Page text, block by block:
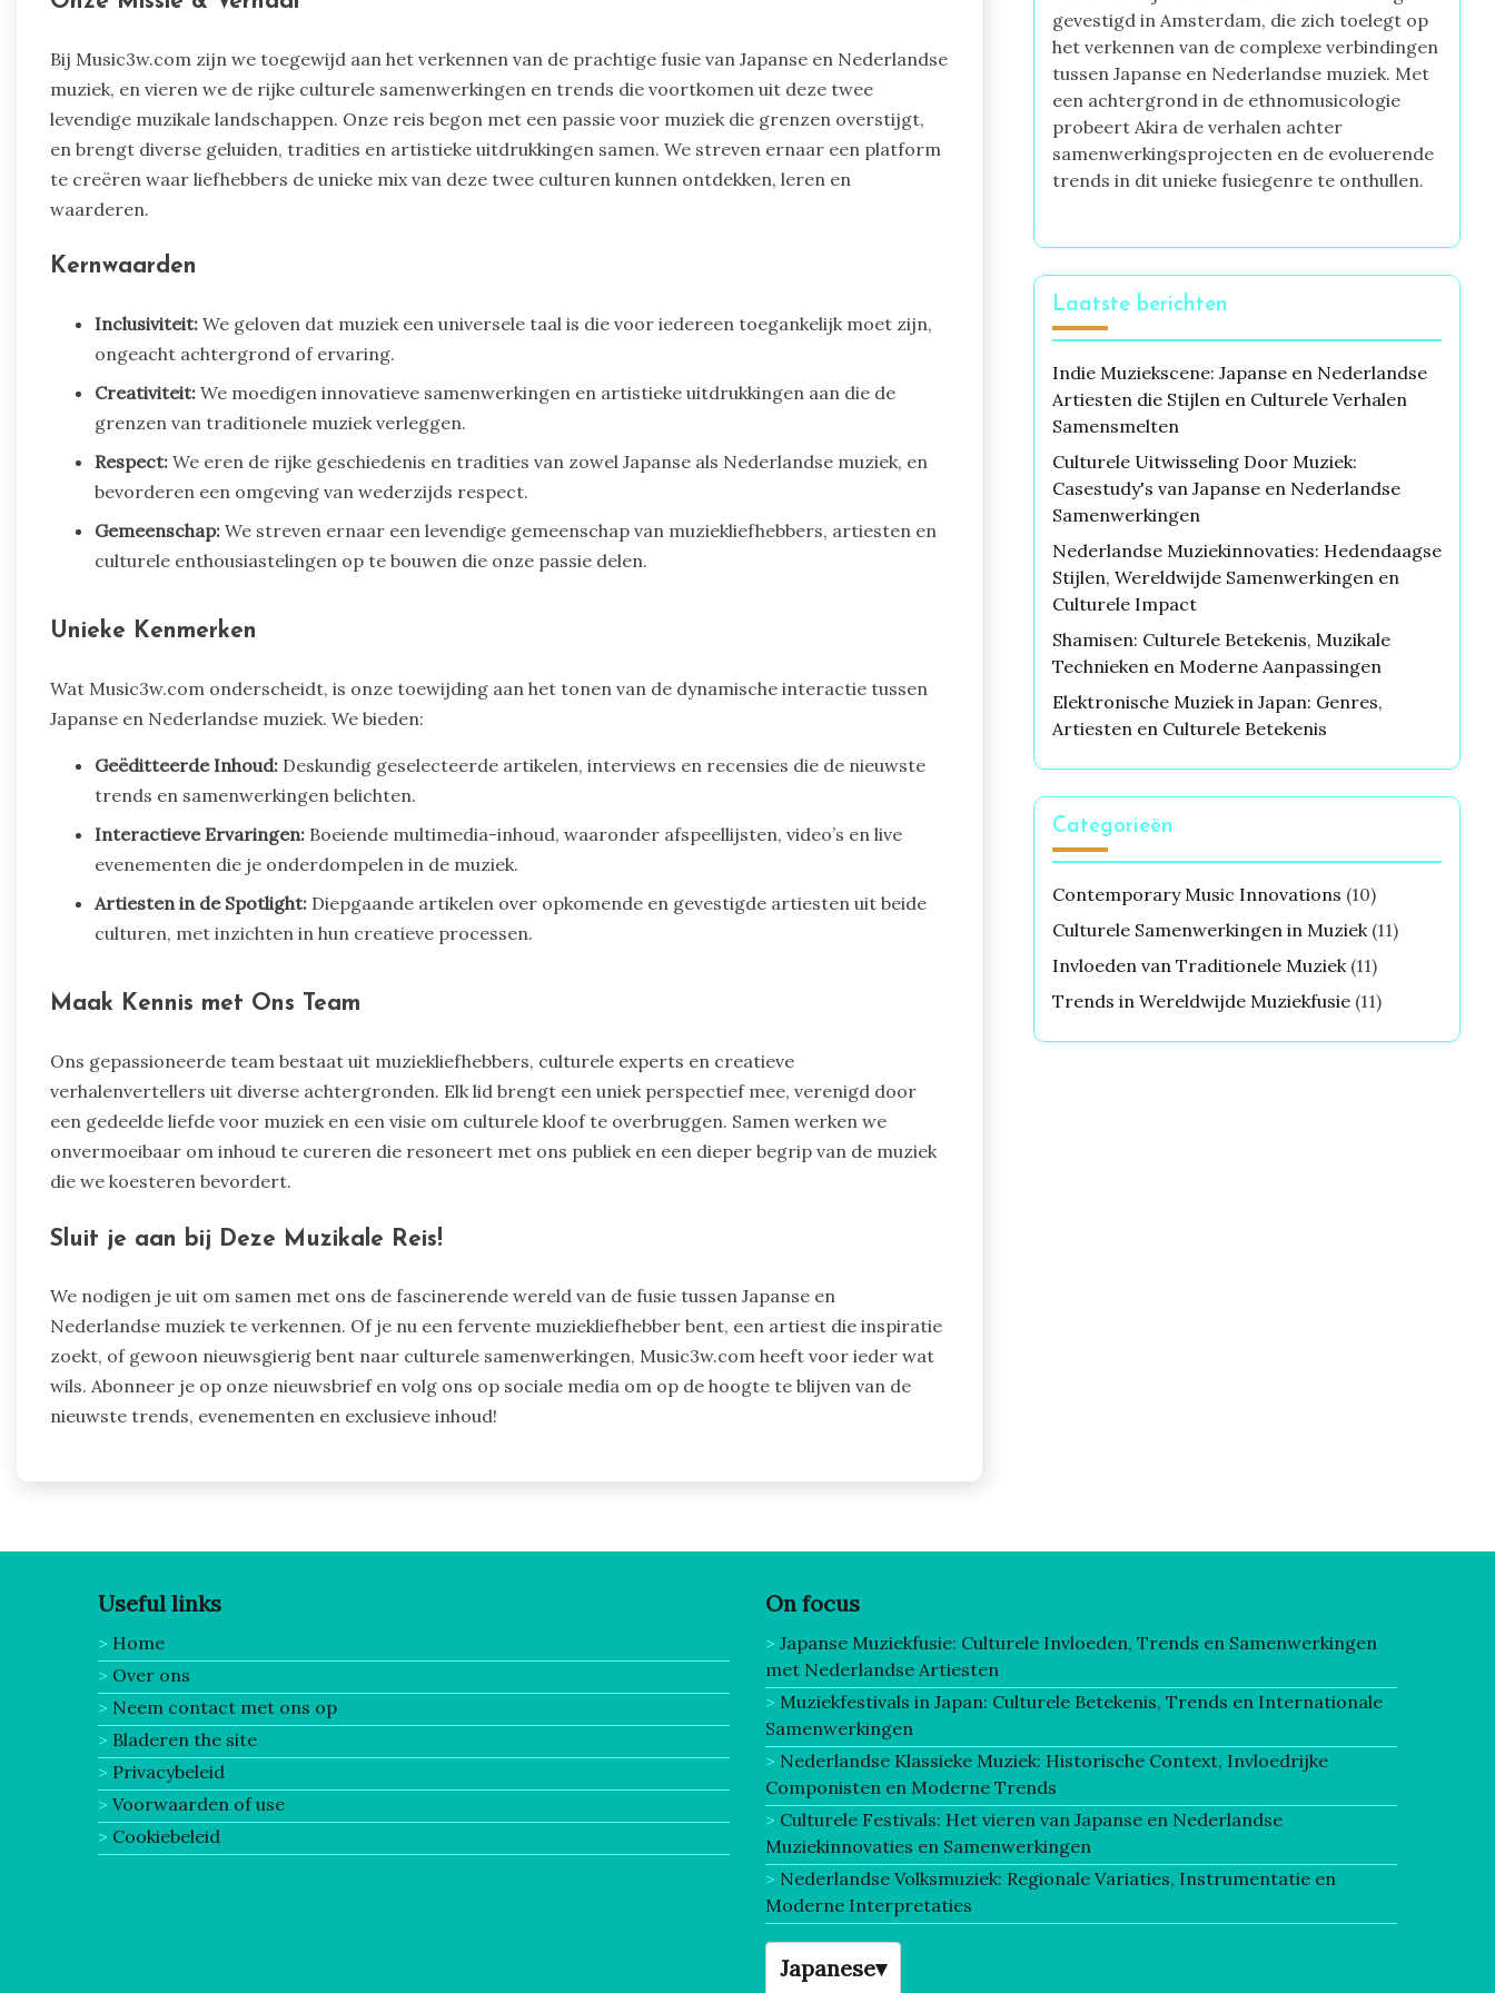
Bij Music3w.com zijn we toegewijd aan het verkennen van de prachtige fusie van Japanse en Nederlandse
muziek, en vieren we de rijke culturele samenwerkingen en trends die voortkomen uit deze twee
levendige muzikale landschappen. Onze reis begon met een passie voor muziek die grenzen overstijgt,
en brengt diverse geluiden, tradities en artistieke uitdrukkingen samen. We streven ernaar een platform
te creëren waar liefhebbers de unieke mix van deze twee culturen kunnen ontdekken, leren en
waarderen.
Kernwaarden
Inclusiviteit: We geloven dat muziek een universele taal is die voor iedereen toegankelijk moet zijn,
ongeacht achtergrond of ervaring.
Creativiteit: We moedigen innovatieve samenwerkingen en artistieke uitdrukkingen aan die de
grenzen van traditionele muziek verleggen.
Respect: We eren de rijke geschiedenis en tradities van zowel Japanse als Nederlandse muziek, en
bevorderen een omgeving van wederzijds respect.
Gemeenschap: We streven ernaar een levendige gemeenschap van muziekliefhebbers, artiesten en
culturele enthousiastelingen op te bouwen die onze passie delen.
Unieke Kenmerken
Wat Music3w.com onderscheidt, is onze toewijding aan het tonen van de dynamische interactie tussen
Japanse en Nederlandse muziek. We bieden:
Geëditteerde Inhoud: Deskundig geselecteerde artikelen, interviews en recensies die de nieuwste
trends en samenwerkingen belichten.
Interactieve Ervaringen: Boeiende multimedia-inhoud, waaronder afspeellijsten, video’s en live
evenementen die je onderdompelen in de muziek.
Artiesten in de Spotlight: Diepgaande artikelen over opkomende en gevestigde artiesten uit beide
culturen, met inzichten in hun creatieve processen.
Maak Kennis met Ons Team
Ons gepassioneerde team bestaat uit muziekliefhebbers, culturele experts en creatieve
verhalenvertellers uit diverse achtergronden. Elk lid brengt een uniek perspectief mee, verenigd door
een gedeelde liefde voor muziek en een visie om culturele kloof te overbruggen. Samen werken we
onvermoeibaar om inhoud te cureren die resoneert met ons publiek en een dieper begrip van de muziek
die we koesteren bevordert.
Sluit je aan bij Deze Muzikale Reis!
We nodigen je uit om samen met ons de fascinerende wereld van de fusie tussen Japanse en
Nederlandse muziek te verkennen. Of je nu een fervente muziekliefhebber bent, een artiest die inspiratie
zoekt, of gewoon nieuwsgierig bent naar culturele samenwerkingen, Music3w.com heeft voor ieder wat
wils. Abonneer je op onze nieuwsbrief en volg ons op sociale media om op de hoogte te blijven van de
nieuwste trends, evenementen en exclusieve inhoud!
gevestigd in Amsterdam, die zich toelegt op
het verkennen van de complexe verbindingen
tussen Japanse en Nederlandse muziek. Met
een achtergrond in de ethnomusicologie
probeert Akira de verhalen achter
samenwerkingsprojecten en de evoluerende
trends in dit unieke fusiegenre te onthullen.
Laatste berichten
Indie Muziekscene: Japanse en Nederlandse
Artiesten die Stijlen en Culturele Verhalen
Samensmelten
Culturele Uitwisseling Door Muziek:
Casestudy's van Japanse en Nederlandse
Samenwerkingen
Nederlandse Muziekinnovaties: Hedendaagse
Stijlen, Wereldwijde Samenwerkingen en
Culturele Impact
Shamisen: Culturele Betekenis, Muzikale
Technieken en Moderne Aanpassingen
Elektronische Muziek in Japan: Genres,
Artiesten en Culturele Betekenis
Categorieën
Contemporary Music Innovations (10)
Culturele Samenwerkingen in Muziek(11)
Invloeden van Traditionele Muziek(11)
Trends in Wereldwijde Muziekfusie(11)
Useful links
Home
Over ons
Neem contact met ons op
Bladeren the site
Privacybeleid
Voorwaarden of use
Cookiebeleid
On focus
Japanse Muziekfusie: Culturele Invloeden, Trends en Samenwerkingen
met Nederlandse Artiesten
Muziekfestivals in Japan: Culturele Betekenis, Trends en Internationale
Samenwerkingen
Nederlandse Klassieke Muziek: Historische Context, Invloedrijke
Componisten en Moderne Trends
Culturele Festivals: Het vieren van Japanse en Nederlandse
Muziekinnovaties en Samenwerkingen
Nederlandse Volksmuziek: Regionale Variaties, Instrumentatie en
Moderne Interpretaties
Japanese▾